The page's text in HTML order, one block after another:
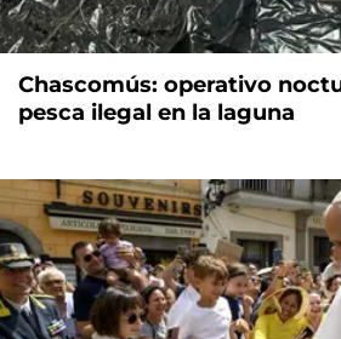
Chascomús: operativo
pesca ilegal en la laguna